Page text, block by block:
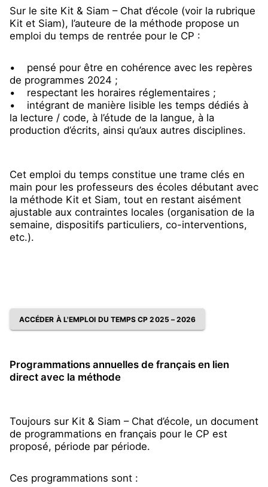
Sur le site Kit & Siam – Chat d’école (voir la rubrique
Kit et Siam), l’auteure de la méthode propose un
emploi du temps de rentrée pour le CP :
• pensé pour être en cohérence avec les repères
de programmes 2024 ;
• respectant les horaires réglementaires ;
• intégrant de manière lisible les temps dédiés à
la lecture / code, à l’étude de la langue, à la
production d’écrits, ainsi qu’aux autres disciplines.
Cet emploi du temps constitue une trame clés en
main pour les professeurs des écoles débutant avec
la méthode Kit et Siam, tout en restant aisément
ajustable aux contraintes locales (organisation de la
semaine, dispositifs particuliers, co-interventions,
etc.).
ACCÉDER À L'EMPLOI DU TEMPS CP 2025 – 2026
Programmations annuelles de français en lien
direct avec la méthode
Toujours sur Kit & Siam – Chat d’école, un document
de programmations en français pour le CP est
proposé, période par période.
Ces programmations sont :